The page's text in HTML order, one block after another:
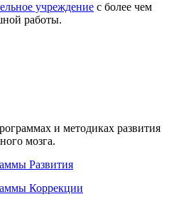
учреждение с более чем
работы.
и методиках развития
мозга.
Развития
Коррекции